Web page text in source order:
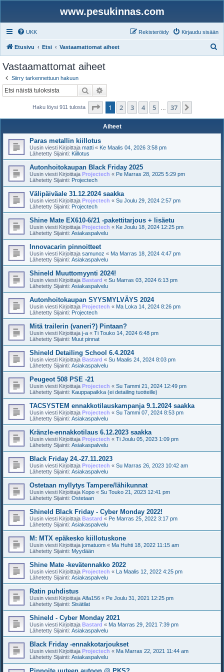
www.pesukinnas.com
UKK Kirjaudu sisään
Rekisteröidy
Etusivu Etsi Vastaamattomat aiheet
Vastaamattomat aiheet
Siirry tarkennettuun hakuun
Etsi
Haku löysi 911 tulosta Sivu /37
1 2 3 4 5 37
Aiheet
Paras metallin kiillotus
Uusin viesti Kirjoittaja matti « Ke Maalis 04, 2026 3:58 pm
Lähetetty Sijainti: Kiillotus
Autonhoitokaupan Black Friday 2025
Uusin viesti Kirjoittaja Projectech « Pe Marras 28, 2025 5:29 pm
Lähetetty Sijainti: Projectech
Välipäiväale 31.12.2024 saakka
Uusin viesti Kirjoittaja Projectech « Su Joulu 29, 2024 2:57 pm
Lähetetty Sijainti: Projectech
Shine Mate EX610-6/21 -pakettitarjous + lisäetu
Uusin viesti Kirjoittaja Projectech « Ke Joulu 18, 2024 12:25 pm
Lähetetty Sijainti: Asiakaspalvelu
Innovacarin pinnoitteet
Uusin viesti Kirjoittaja samunoz « Ma Marras 18, 2024 4:47 pm
Lähetetty Sijainti: Asiakaspalvelu
Shineld Muuttomyynti 2024!
Uusin viesti Kirjoittaja Bastard « Su Marras 03, 2024 6:13 pm
Lähetetty Sijainti: Asiakaspalvelu
Autonhoitokaupan SYYSMYLVÄYS 2024
Uusin viesti Kirjoittaja Projectech « Ma Loka 14, 2024 8:26 pm
Lähetetty Sijainti: Projectech
Mitä trailerin (vaneri?) Pintaan?
Uusin viesti Kirjoittaja j-a « Ti Touko 14, 2024 6:48 pm
Lähetetty Sijainti: Muut pinnat
Shineld Detailing School 6.4.2024
Uusin viesti Kirjoittaja Bastard « Su Maalis 24, 2024 8:03 pm
Lähetetty Sijainti: Asiakaspalvelu
Peugeot 508 PSE -21
Uusin viesti Kirjoittaja Projectech « Su Tammi 21, 2024 12:49 pm
Lähetetty Sijainti: Kauppapaikka (ei detailing tuotteille)
TACSYSTEM ennakkotilauskampanja 9.1.2024 saakka
Uusin viesti Kirjoittaja Projectech « Su Tammi 07, 2024 8:53 pm
Lähetetty Sijainti: Asiakaspalvelu
Kränzle-ennakkotilaus 6.12.2023 saakka
Uusin viesti Kirjoittaja Projectech « Ti Joulu 05, 2023 1:09 pm
Lähetetty Sijainti: Asiakaspalvelu
Black Friday 24.-27.11.2023
Uusin viesti Kirjoittaja Projectech « Su Marras 26, 2023 10:42 am
Lähetetty Sijainti: Asiakaspalvelu
Ostetaan myllytys Tampere/lähikunnat
Uusin viesti Kirjoittaja Kopo « Su Touko 21, 2023 12:41 pm
Lähetetty Sijainti: Ostetaan
Shineld Black Friday - Cyber Monday 2022!
Uusin viesti Kirjoittaja Bastard « Pe Marras 25, 2022 3:17 pm
Lähetetty Sijainti: Asiakaspalvelu
M: MTX epäkesko kiillotuskone
Uusin viesti Kirjoittaja jomatuom « Ma Huhti 18, 2022 11:15 am
Lähetetty Sijainti: Myydään
Shine Mate -kevätennakko 2022
Uusin viesti Kirjoittaja Projectech « La Maalis 12, 2022 4:25 pm
Lähetetty Sijainti: Asiakaspalvelu
Ratin puhdistus
Uusin viesti Kirjoittaja Alfa156 « Pe Joulu 31, 2021 12:25 pm
Lähetetty Sijainti: Sisätilat
Shineld - Cyber Monday 2021
Uusin viesti Kirjoittaja Bastard « Ma Marras 29, 2021 7:39 pm
Lähetetty Sijainti: Asiakaspalvelu
Black Friday -ennakkotarjoukset
Uusin viesti Kirjoittaja Projectech « Ma Marras 22, 2021 11:44 am
Lähetetty Sijainti: Asiakaspalvelu
Pinnoite uuteen autoon @ PKS?